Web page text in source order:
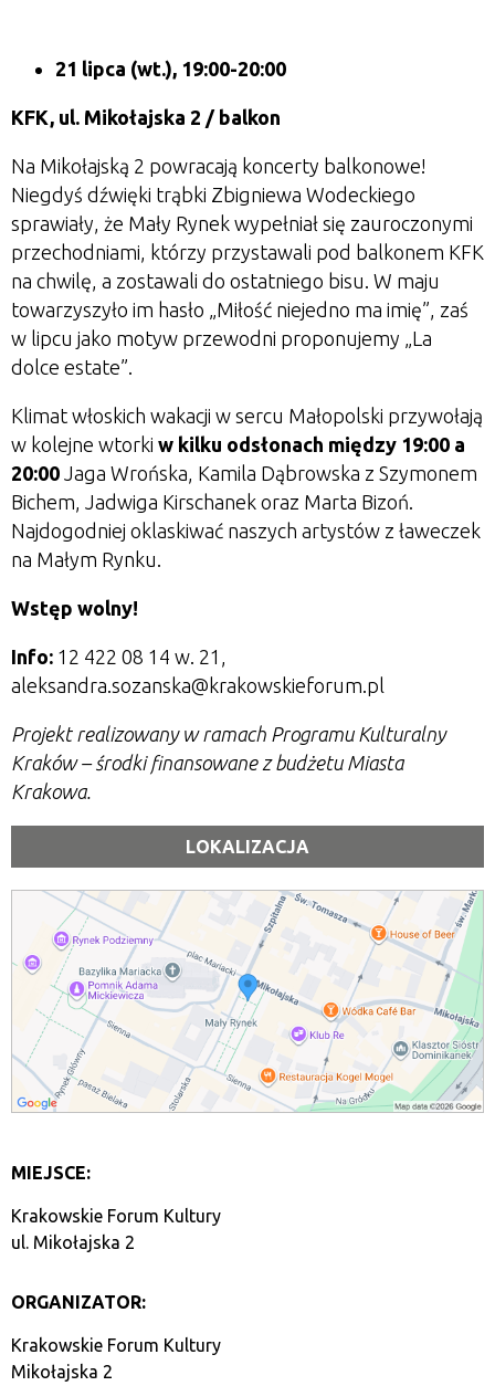
21 lipca (wt.), 19:00-20:00
KFK, ul. Mikołajska 2 / balkon
Na Mikołajską 2 powracają koncerty balkonowe!
Niegdyś dźwięki trąbki Zbigniewa Wodeckiego
sprawiały, że Mały Rynek wypełniał się zauroczonymi
przechodniami, którzy przystawali pod balkonem KFK
na chwilę, a zostawali do ostatniego bisu. W maju
towarzyszyło im hasło „Miłość niejedno ma imię”, zaś
w lipcu jako motyw przewodni proponujemy „La
dolce estate”.
Klimat włoskich wakacji w sercu Małopolski przywołają
w kolejne wtorki w kilku odsłonach między 19:00 a
20:00 Jaga Wrońska, Kamila Dąbrowska z Szymonem
Bichem, Jadwiga Kirschanek oraz Marta Bizoń.
Najdogodniej oklaskiwać naszych artystów z ławeczek
na Małym Rynku.
Wstęp wolny!
Info: 12 422 08 14 w. 21,
aleksandra.sozanska@krakowskieforum.pl
Projekt realizowany w ramach Programu Kulturalny
Kraków – środki finansowane z budżetu Miasta
Krakowa.
LOKALIZACJA
MIEJSCE:
Krakowskie Forum Kultury
ul. Mikołajska 2
ORGANIZATOR:
Krakowskie Forum Kultury
Mikołajska 2